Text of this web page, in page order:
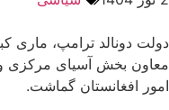
دولت دونالد ترامپ، ماری
معاون بخش آسیای مرکزی
امور افغانستان گماشت.